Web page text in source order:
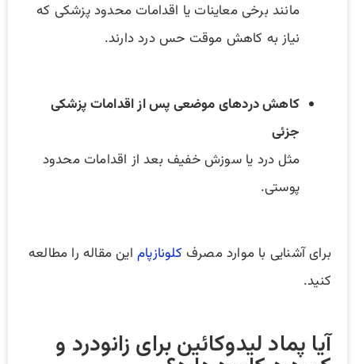
مانند برخی معاینات یا اقدامات محدود پزشکی که
نیاز به کاهش موقت حس درد دارند.
کاهش دردهای موضعی پس از اقدامات پزشکی
جزئی
مثل درد یا سوزش خفیف بعد از اقدامات محدود
پوستی.
برای آشنایی با موارد مصرف کلونازپام این مقاله را مطالعه
کنید.
آیا پماد لیدوکائین برای زانودرد و